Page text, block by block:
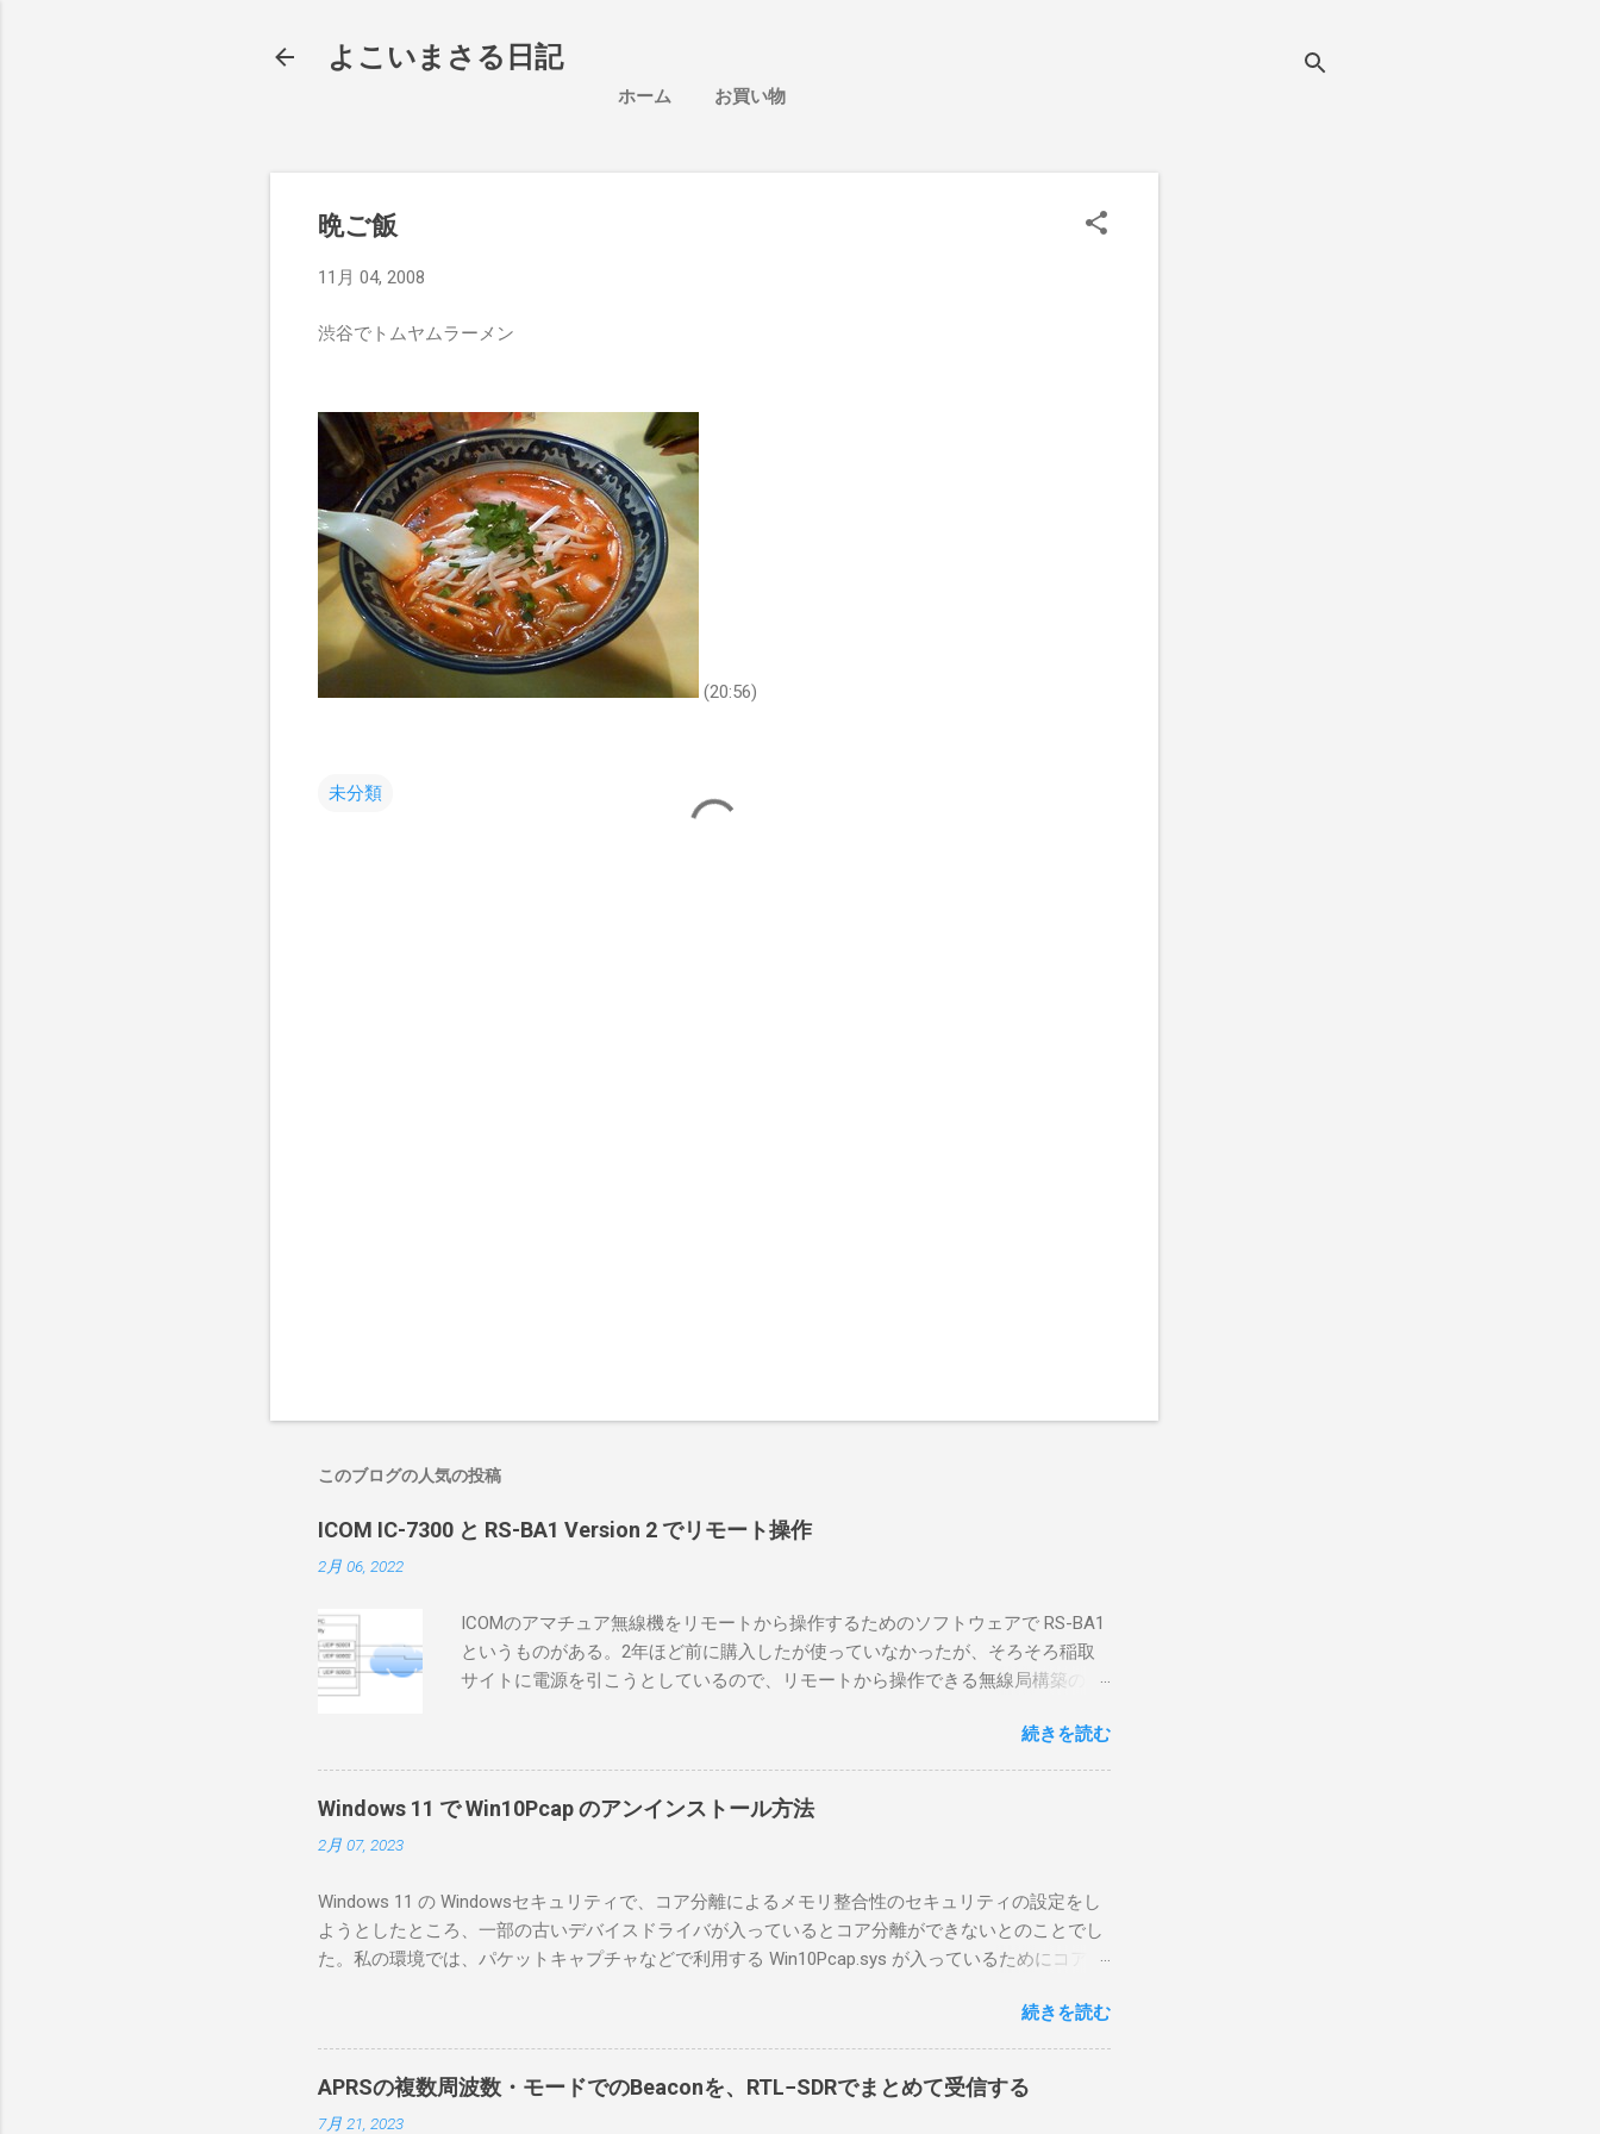
よこいまさる日記
ホーム お買い物
晩ご飯
11月 04, 2008
渋谷でトムヤムラーメン
(20:56)
未分類
このブログの人気の投稿
ICOM IC-7300 と RS-BA1 Version 2 でリモート操作
2月 06, 2022
ICOMのアマチュア無線機をリモートから操作するためのソフトウェアで RS-BA1
というものがある。2年ほど前に購入したが使っていなかったが、そろそろ稲取
サイトに電源を引こうとしているので、リモートから操作できる無線局構築のた
ろうと思ったのだが、ちっともそんなに簡単につながらなかった。ということ
で、ハマリポイントを明示しながら、私なりの解説を書いてみる。 基本的な構成
RS-BA1を使う場合は、下記のこれらものが必要である ICOMの無線機。 今回は私
が持っているIC-7300を使う。 無線機側(サーバ側) のWindows PC。 今回はちょ
が少ないかなと思って。 操作側 (クライアント側) の Windows PC。 今回は手元
にあるマウスコンピュータのWindows 11が入ったPC 操作側で音声を使った交信
を行うならば、相応なマイクなど。 そして、リモート操作を行うソフトウェアで
私の理解した無線機からサーバPC、クライアントPCまでの流れはこの様になっ
ている。 無線機内では、USB Hubの先にUSB SerialとUSB Audio がつながってい
る。USB Serialは無線機のマイコンとつながり、CI-Vでのコマンドが交換でき
続きを読む
Windows 11 で Win10Pcap のアンインストール方法
2月 07, 2023
Windows 11 の Windowsセキュリティで、コア分離によるメモリ整合性のセキュリティの設定をし
ようとしたところ、一部の古いデバイスドライバが入っているとコア分離ができないとのことでし
た。私の環境では、パケットキャプチャなどで利用する Win10Pcap.sys が入っているためにコア分
ンストールできなかったので、どのように実行すればよいのか調べながら実施しました。結論とし
ては pnputil というコマンドを用いればよかったです。 まずは管理者権限でTerminalを実行しま
す。 Windows terminal をインストールした環境でしたので、PowerShellが起動しました。 適当
なファイルに、現在インストールされているドライバを書き出す。 pnputil /enum-drivers > inf.txt #
続きを読む
APRSの複数周波数・モードでのBeaconを、RTL−SDRでまとめて受信する
7月 21, 2023